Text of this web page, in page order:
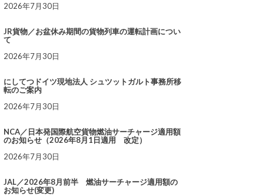
2026年7月30日
JR貨物／お盆休み期間の貨物列車の運転計画につい
て
2026年7月30日
にしてつドイツ現地法人 シュツットガルト事務所移
転のご案内
2026年7月30日
NCA／日本発国際航空貨物燃油サーチャージ適用額
のお知らせ（2026年8月1日適用 改定）
2026年7月30日
JAL／2026年8月前半 燃油サーチャージ適用額の
お知らせ(変更)